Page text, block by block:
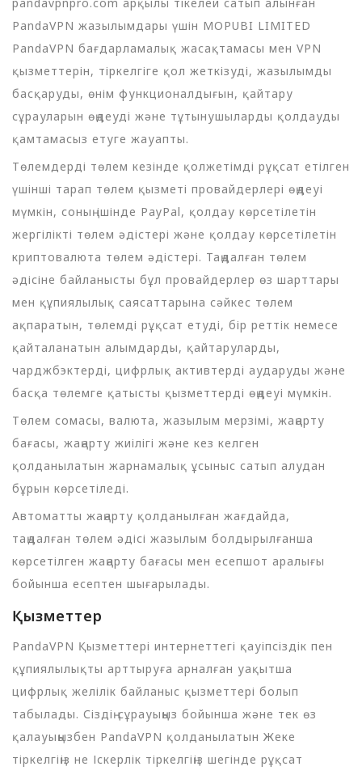
PandaVPN жазылымдары үшін MOPUBI LIMITED
PandaVPN бағдарламалық жасақтамасы мен VPN
қызметтерін, тіркелгіге қол жеткізуді, жазылымды
басқаруды, өнім функционалдығын, қайтару
сұрауларын өңдеуді және тұтынушыларды қолдауды
қамтамасыз етуге жауапты.
Төлемдерді төлем кезінде қолжетімді рұқсат етілген
үшінші тарап төлем қызметі провайдерлері өңдеуі
мүмкін, соның ішінде PayPal, қолдау көрсетілетін
жергілікті төлем әдістері және қолдау көрсетілетін
криптовалюта төлем әдістері. Таңдалған төлем
әдісіне байланысты бұл провайдерлер өз шарттары
мен құпиялылық саясаттарына сәйкес төлем
ақпаратын, төлемді рұқсат етуді, бір реттік немесе
қайталанатын алымдарды, қайтаруларды,
чарджбэктерді, цифрлық активтерді аударуды және
басқа төлемге қатысты қызметтерді өңдеуі мүмкін.
Төлем сомасы, валюта, жазылым мерзімі, жаңарту
бағасы, жаңарту жиілігі және кез келген
қолданылатын жарнамалық ұсыныс сатып алудан
бұрын көрсетіледі.
Автоматты жаңарту қолданылған жағдайда,
таңдалған төлем әдісі жазылым болдырылғанша
көрсетілген жаңарту бағасы мен есепшот аралығы
бойынша есептен шығарылады.
Қызметтер
PandaVPN Қызметтері интернеттегі қауіпсіздік пен
құпиялылықты арттыруға арналған уақытша
цифрлық желілік байланыс қызметтері болып
табылады. Сіздің сұрауыңыз бойынша және тек өз
қалауыңызбен PandaVPN қолданылатын Жеке
тіркелгіңіз не Іскерлік тіркелгіңіз шегінде рұқсат